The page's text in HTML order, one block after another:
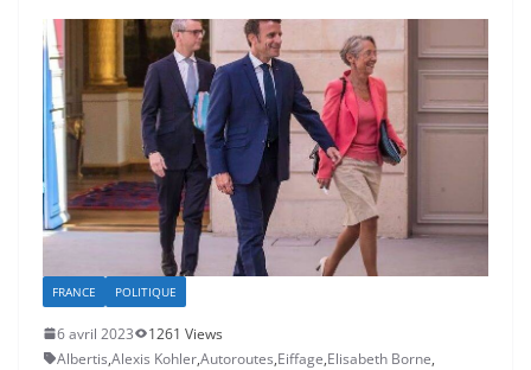
FRANCE POLITIQUE
6 avril 2023
1261 Views
Albertis,Alexis Kohler,Autoroutes,Eiffage,Elisabeth Borne,